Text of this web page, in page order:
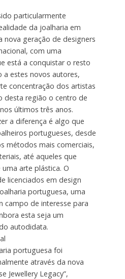
particularmente
da joalharia em
nova geração de designers
com uma
está a conquistar o resto
a estes novos autores,
concentração dos artistas
desta região o centro de
últimos três anos.
a diferença é algo que
portugueses, desde
métodos mais comerciais,
até aqueles que
arte plástica. O
licenciados em design
portuguesa, uma
campo de interesse para
esta seja um
autodidata.
portuguesa foi
através da nova
Jewellery Legacy”,